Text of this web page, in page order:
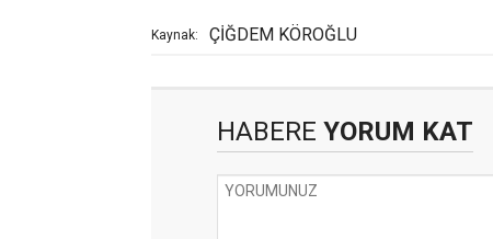
Kaynak: ÇİĞDEM KÖROĞLU
HABERE YORUM KAT